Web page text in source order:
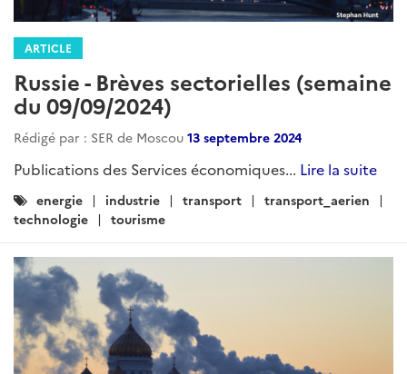
ARTICLE
Russie - Brèves sectorielles (semaine
du 09/09/2024)
Rédigé par : SER de Moscou 13 septembre 2024
Publications des Services économiques... Lire la suite
Catégories
:
energie industrie transport
transport_aerien
technologie
tourisme